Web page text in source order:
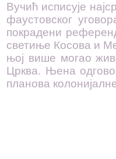
Вучић исписује
фаустовског
покрадени
светиње Косова и
њој више могао
Црква. Њена
планова